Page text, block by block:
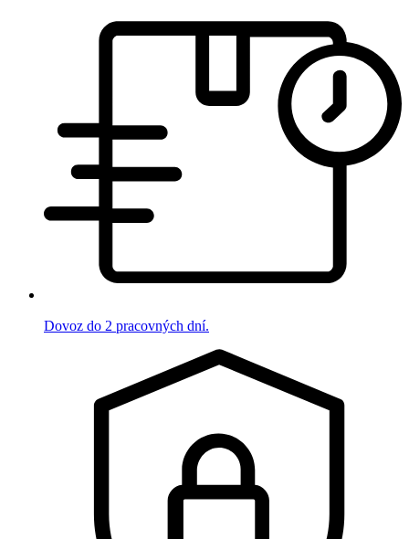
Dovoz do 2 pracovných dní.